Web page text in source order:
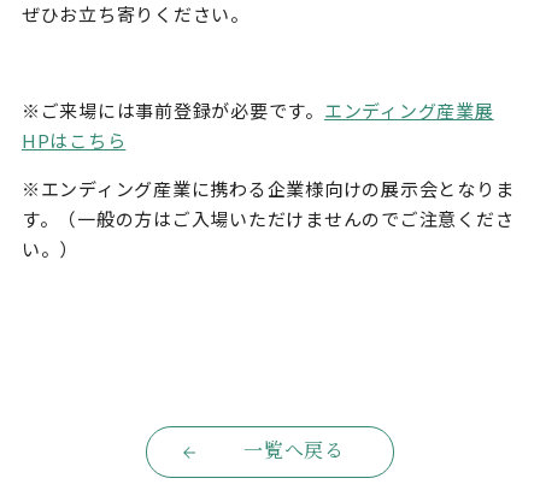
ぜひお立ち寄りください。
※ご来場には事前登録が必要です。 エンディング産業展
HPはこちら
※エンディング産業に携わる企業様向けの展示会となりま
す。（一般の方はご入場いただけませんのでご注意くださ
い。）
一覧へ戻る